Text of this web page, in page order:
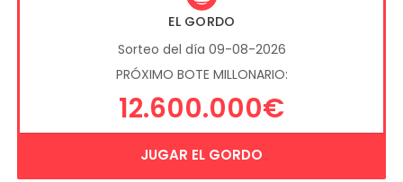
EL GORDO
Sorteo del día 09-08-2026
PRÓXIMO BOTE MILLONARIO:
12.600.000€
JUGAR EL GORDO